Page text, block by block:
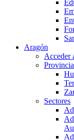
Aragón
Acceder
Sectores